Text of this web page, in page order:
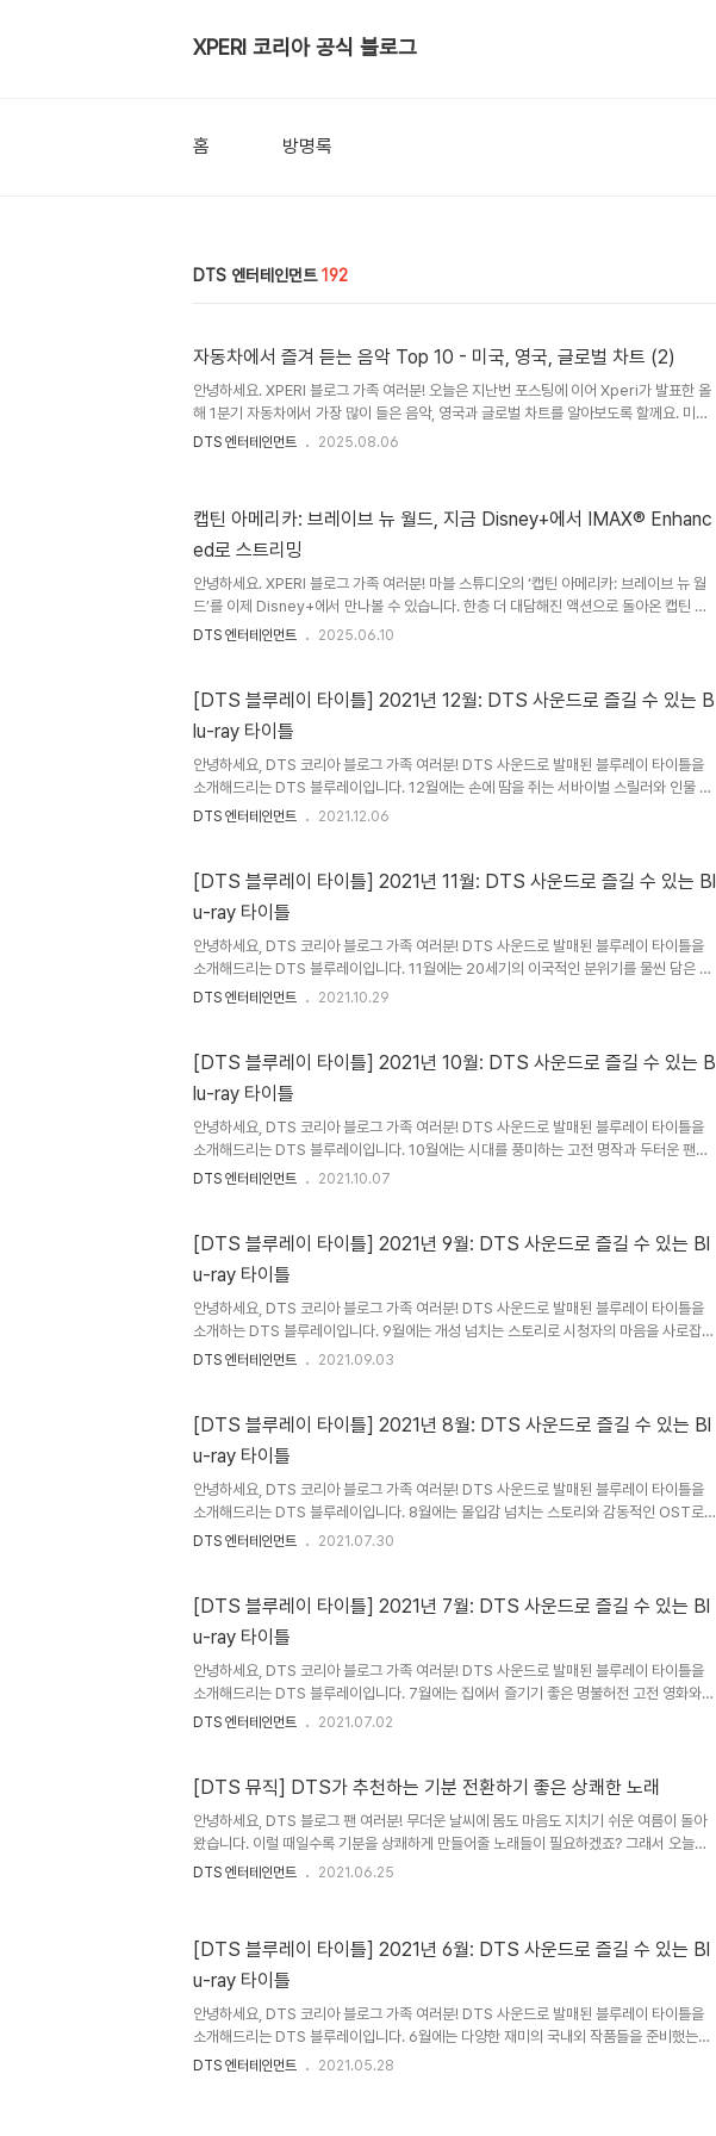
XPERI 코리아 공식 블로그
홈 방명록
DTS 엔터테인먼트 192
자동차에서 즐겨 듣는 음악 Top 10 - 미국, 영국, 글로벌 차트 (2)
안녕하세요. XPERI 블로그 가족 여러분! 오늘은 지난번 포스팅에 이어 Xperi가 발표한 올
해 1분기 자동차에서 가장 많이 들은 음악, 영국과 글로벌 차트를 알아보도록 할께요. 미국
차트는 아래 포스팅을 확인해주세요! 자동차에서 즐겨 듣는 음악 Top 10 - 미국, 영국, 글
1위dtskoreablog.com 2025년 1분기 영국 - 자동차에서 가장 많이 들은 노래 Top 10
1. Nice to Meet you - 마일스 ..
DTS 엔터테인먼트 2025.08.06
캡틴 아메리카: 브레이브 뉴 월드, 지금 Disney+에서 IMAX® Enhanc
ed로 스트리밍
안녕하세요. XPERI 블로그 가족 여러분! 마블 스튜디오의 ‘캡틴 아메리카: 브레이브 뉴 월
드’를 이제 Disney+에서 만나볼 수 있습니다. 한층 더 대담해진 액션으로 돌아온 캡틴 아
메리카를 DTS:X가 적용된 IMAX Enhanced 사운드로 집에서 편하게 즐길 수 있게 되었
확장된 화면비는 영화의 모든 장면을 더욱 생생하게 전달하며, DTS가 적용된 IMAX
Enhanced 사운드는 오리지널 극장판 사운드트랙의 풍부한 다이내믹 레인지를 제공해
Disney+ 시청자들에게 높은 몰입감을 선사합니다. IMAX..
DTS 엔터테인먼트 2025.06.10
[DTS 블루레이 타이틀] 2021년 12월: DTS 사운드로 즐길 수 있는 B
lu-ray 타이틀
안녕하세요, DTS 코리아 블로그 가족 여러분! DTS 사운드로 발매된 블루레이 타이틀을
소개해드리는 DTS 블루레이입니다. 12월에는 손에 땀을 쥐는 서바이벌 스릴러와 인물 간
의 유대감을 다룬 휴머니즘 영화, 디즈니랜드 어트랙션을 실사화한 가족 영화를 준비했는데
로 떠납니다. 그러던 중 정체불명의 계략에 빠져 또 다른 게임 생존자들과 함께 지하철에 갇
히고 마는데요. 이윽고 지하철이 탈선하자 열차 안에는 초고압 전류가 흐르기 시작하고, 6
명의 생존자들은 다시 한번 목숨을 건 탈출 게임에 휘말립니다. 과연 이번에도 행운의 ..
DTS 엔터테인먼트 2021.12.06
[DTS 블루레이 타이틀] 2021년 11월: DTS 사운드로 즐길 수 있는 Bl
u-ray 타이틀
안녕하세요, DTS 코리아 블로그 가족 여러분! DTS 사운드로 발매된 블루레이 타이틀을
소개해드리는 DTS 블루레이입니다. 11월에는 20세기의 이국적인 분위기를 물씬 담은 프
랑스 영화 두 편과 영원한 명작으로 남을 고전영화 한 편을 준비했습니다. 각자의 매력을 한
아온 폭탄에 얼굴을 잃고 맙니다. 전쟁이 끝나자, 아픔만 남은 두 사람은 더 이상 예전의 삶
으로 돌아가지 못하는데요. 한편 위선적인 정치가들이 전쟁 희생자를 이용해 돈을 벌려 한
다는 소식이 들리자, 전쟁 피해자를 대변하는 두 사람은 이에 복수할 사기극을 떠올..
DTS 엔터테인먼트 2021.10.29
[DTS 블루레이 타이틀] 2021년 10월: DTS 사운드로 즐길 수 있는 B
lu-ray 타이틀
안녕하세요, DTS 코리아 블로그 가족 여러분! DTS 사운드로 발매된 블루레이 타이틀을
소개해드리는 DTS 블루레이입니다. 10월에는 시대를 풍미하는 고전 명작과 두터운 팬층
을 공략하는 화끈한 액션 등 다양한 타이틀을 소개드리려 하는데요. 개성 넘치는 스토리와
거장 웨스 크레이븐이 마이크로폰을 잡은 이 작품은 오랜 세월 동안 호러 장르의 대명사로
손꼽혀왔는데요. 어머니를 여읜 10대 소녀 '시드니'와 친구들이 가면 뒤의 살인범과 벌이는
사투를 담은 스크림! 평화로웠던 우즈보로 마을을 드리우는 공포의 그림자로부터 과연 이들
은 무..
DTS 엔터테인먼트 2021.10.07
[DTS 블루레이 타이틀] 2021년 9월: DTS 사운드로 즐길 수 있는 Bl
u-ray 타이틀
안녕하세요, DTS 코리아 블로그 가족 여러분! DTS 사운드로 발매된 블루레이 타이틀을
소개하는 DTS 블루레이입니다. 9월에는 개성 넘치는 스토리로 시청자의 마음을 사로잡는
영화 세 편을 소개해드리려 하는데요. 호소력 짙은 등장인물의 대사에 감동적인 OST가 더
명으로 내리막길을 걷게 됩니다. 악명높은 쇼생크 교도소에서 종신형을 선고받은 그는 교도
소장과 간수의 부당함 속에서도 '레드'를 비롯한 동료 수감자들을 진심 어린 태도로 대하며
새로운 삶에 적응하기 시작하는데요. 이렇듯 비인간적인 쇼생크에서도 희망을 잃지 않는 앤
디의 모습에 특..
DTS 엔터테인먼트 2021.09.03
[DTS 블루레이 타이틀] 2021년 8월: DTS 사운드로 즐길 수 있는 Bl
u-ray 타이틀
안녕하세요, DTS 코리아 블로그 가족 여러분! DTS 사운드로 발매된 블루레이 타이틀을
소개해드리는 DTS 블루레이입니다. 8월에는 몰입감 넘치는 스토리와 감동적인 OST로
관객의 마음을 사로잡은 국내·외 영화 세 편을 소개해드리려 하는데요. DTS 기술로 영화관
수많은 사상자가 발생한 가운데, 미 행정부는 라이언 일가의 막내, 라이언 일병이 전선에서
살아남았음을 발견하는데요. 이윽고 행정부는 밀러 대위에게 라이언 일병을 구출하라는 임
무를 내립니다. 단 한 명의 목숨을 구하기 위해 모두가 위험한 상황에서, 밀러 대위와 대원
들은..
DTS 엔터테인먼트 2021.07.30
[DTS 블루레이 타이틀] 2021년 7월: DTS 사운드로 즐길 수 있는 Bl
u-ray 타이틀
안녕하세요, DTS 코리아 블로그 가족 여러분! DTS 사운드로 발매된 블루레이 타이틀을
소개해드리는 DTS 블루레이입니다. 7월에는 집에서 즐기기 좋은 명불허전 고전 영화와
이에 버금가는 코미디 명작을 준비했는데요. 그럼 지금부터 DTS 사운드로 재미와 감동을
게 된 모진 수모에도 불구하고 자국민과 약자들을 돕는 한편, 영국으로부터 인도를 독립시
종 운동부터 종교적 갈등 속 평화를 유지하기 위한 노력까지, 간디의 다양한 활약상을 알아
가며 진한 감..
DTS 엔터테인먼트 2021.07.02
[DTS 뮤직] DTS가 추천하는 기분 전환하기 좋은 상쾌한 노래
안녕하세요, DTS 블로그 팬 여러분! 무더운 날씨에 몸도 마음도 지치기 쉬운 여름이 돌아
왔습니다. 이럴 때일수록 기분을 상쾌하게 만들어줄 노래들이 필요하겠죠? 그래서 오늘은
DTS가 여러분의 기분을 리프레시 해줄 밝은 분위기의 국내 및 해외 가요 8곡을 준비했습
싱글 차트 1위를 차지해 전 세계 팬의 눈과 귀를 사로잡고 있습니다. 오로지 영어 가사로만
구성된 두 번째 곡인 는 BTS 특유의 밝고 카리스마 있는 분위기로 대중성을 인정받았는데
요..
DTS 엔터테인먼트 2021.06.25
[DTS 블루레이 타이틀] 2021년 6월: DTS 사운드로 즐길 수 있는 Bl
u-ray 타이틀
안녕하세요, DTS 코리아 블로그 가족 여러분! DTS 사운드로 발매된 블루레이 타이틀을
소개해드리는 DTS 블루레이입니다. 6월에는 다양한 재미의 국내외 작품들을 준비했는데
요. 훈훈한 감동을 주는 영화와 배꼽 잡는 코미디 영화부터 몰입감 넘치는 스릴러까지, 어떤
DTS 엔터테인먼트 2021.05.28